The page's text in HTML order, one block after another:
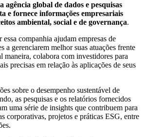
agência global de dados e pesquisas
e fornece informações empresariais
ambiental, social e de governança.
essa companhia ajudam empresas de
a gerenciarem melhor suas atuações frente
maneira, colabora com investidores para
precisas em relação às aplicações de seus
sobre o desempenho sustentável de
as pesquisas e os relatórios fornecidos
uma série de insights que contribuem para
corporativas, projetos e práticas ESG, entre